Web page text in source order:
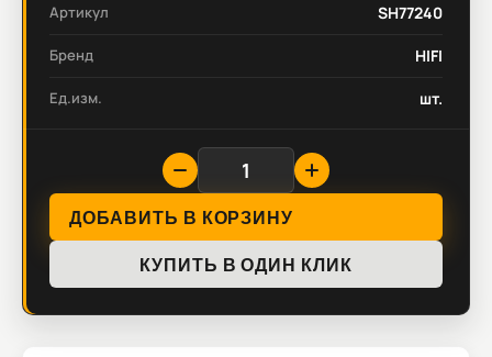
Артикул SH77240
Бренд HIFI
Ед.изм. шт.
ДОБАВИТЬ В КОРЗИНУ
КУПИТЬ В ОДИН КЛИК